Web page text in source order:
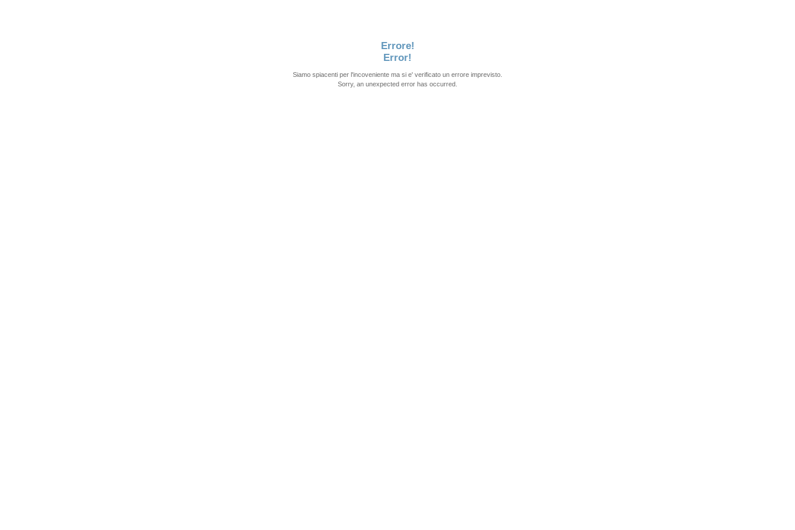
Errore!
Error!
Siamo spiacenti per l'incoveniente ma si e' verificato un errore imprevisto.
Sorry, an unexpected error has occurred.